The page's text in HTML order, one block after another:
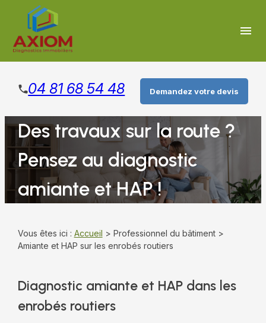
menu
04 81 68 54 48 Demandez votre devis
Des travaux sur la route ?
Pensez au diagnostic
amiante et HAP !
Vous êtes ici : Accueil > Professionnel du bâtiment>
Amiante et HAP sur les enrobés routiers
Diagnostic amiante et HAP dans les
enrobés routiers
Panneau de gestion des cookies